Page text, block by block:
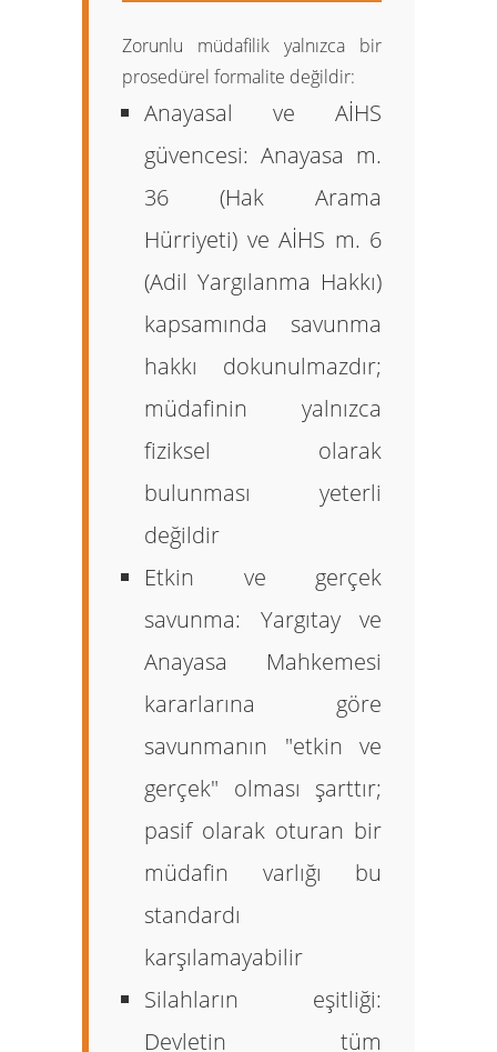
Zorunlu müdafilik yalnızca bir
prosedürel formalite değildir:
Anayasal ve AİHS
güvencesi: Anayasa m.
36 (Hak Arama
Hürriyeti) ve AİHS m. 6
(Adil Yargılanma Hakkı)
kapsamında savunma
hakkı dokunulmazdır;
müdafinin yalnızca
fiziksel olarak
bulunması yeterli
değildir
Etkin ve gerçek
savunma: Yargıtay ve
Anayasa Mahkemesi
kararlarına göre
savunmanın "etkin ve
gerçek" olması şarttır;
pasif olarak oturan bir
müdafin varlığı bu
standardı
karşılamayabilir
Silahların eşitliği:
Devletin tüm